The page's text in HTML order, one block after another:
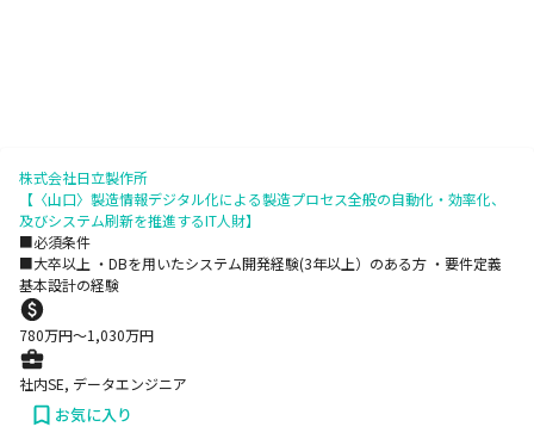
株式会社日立製作所
【〈山口〉製造情報デジタル化による製造プロセス全般の自動化・効率化、
及びシステム刷新を推進するIT人財】
■必須条件
■大卒以上 ・DBを用いたシステム開発経験(3年以上）のある方 ・要件定義
基本設計の経験
780万円〜1,030万円
社内SE, データエンジニア
お気に入り